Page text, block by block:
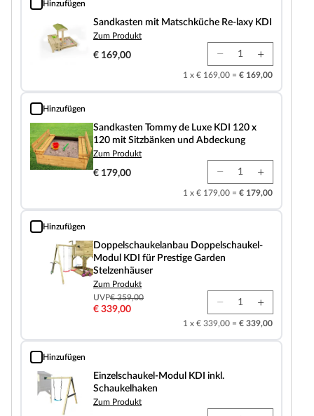
Hinzufügen
Sandkasten mit Matschküche Re-laxy KDI
Sandkasten mit Matschküche Re-laxy KDI
Zum Produkt
€ 169,00
1 x € 169,00 = € 169,00
Hinzufügen
Sandkasten Tommy de Luxe KDI 120 x 120 mit Sitzbänken und Abdeckung
Sandkasten Tommy de Luxe KDI 120 x
120 mit Sitzbänken und Abdeckung
Zum Produkt
€ 179,00
1 x € 179,00 = € 179,00
Hinzufügen
Doppelschaukelanbau Doppelschaukel-Modul KDI für Prestige Garden
Doppelschaukelanbau Doppelschaukel-
Modul KDI für Prestige Garden
Stelzenhäuser
Zum Produkt
UVP€ 359,00
€ 339,00
1 x € 339,00 = € 339,00
Hinzufügen
Einzelschaukel-Modul KDI inkl. Schaukelhaken
Einzelschaukel-Modul KDI inkl.
Schaukelhaken
Zum Produkt